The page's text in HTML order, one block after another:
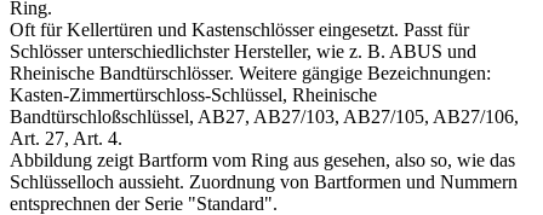
Ring.
Oft für Kellertüren und Kastenschlösser eingesetzt. Passt für
Schlösser unterschiedlichster Hersteller, wie z. B. ABUS und
Rheinische Bandtürschlösser. Weitere gängige Bezeichnungen:
Kasten-Zimmertürschloss-Schlüssel, Rheinische
Bandtürschloßschlüssel, AB27, AB27/103, AB27/105, AB27/106,
Art. 27, Art. 4.
Abbildung zeigt Bartform vom Ring aus gesehen, also so, wie das
Schlüsselloch aussieht. Zuordnung von Bartformen und Nummern
entsprechnen der Serie "Standard".